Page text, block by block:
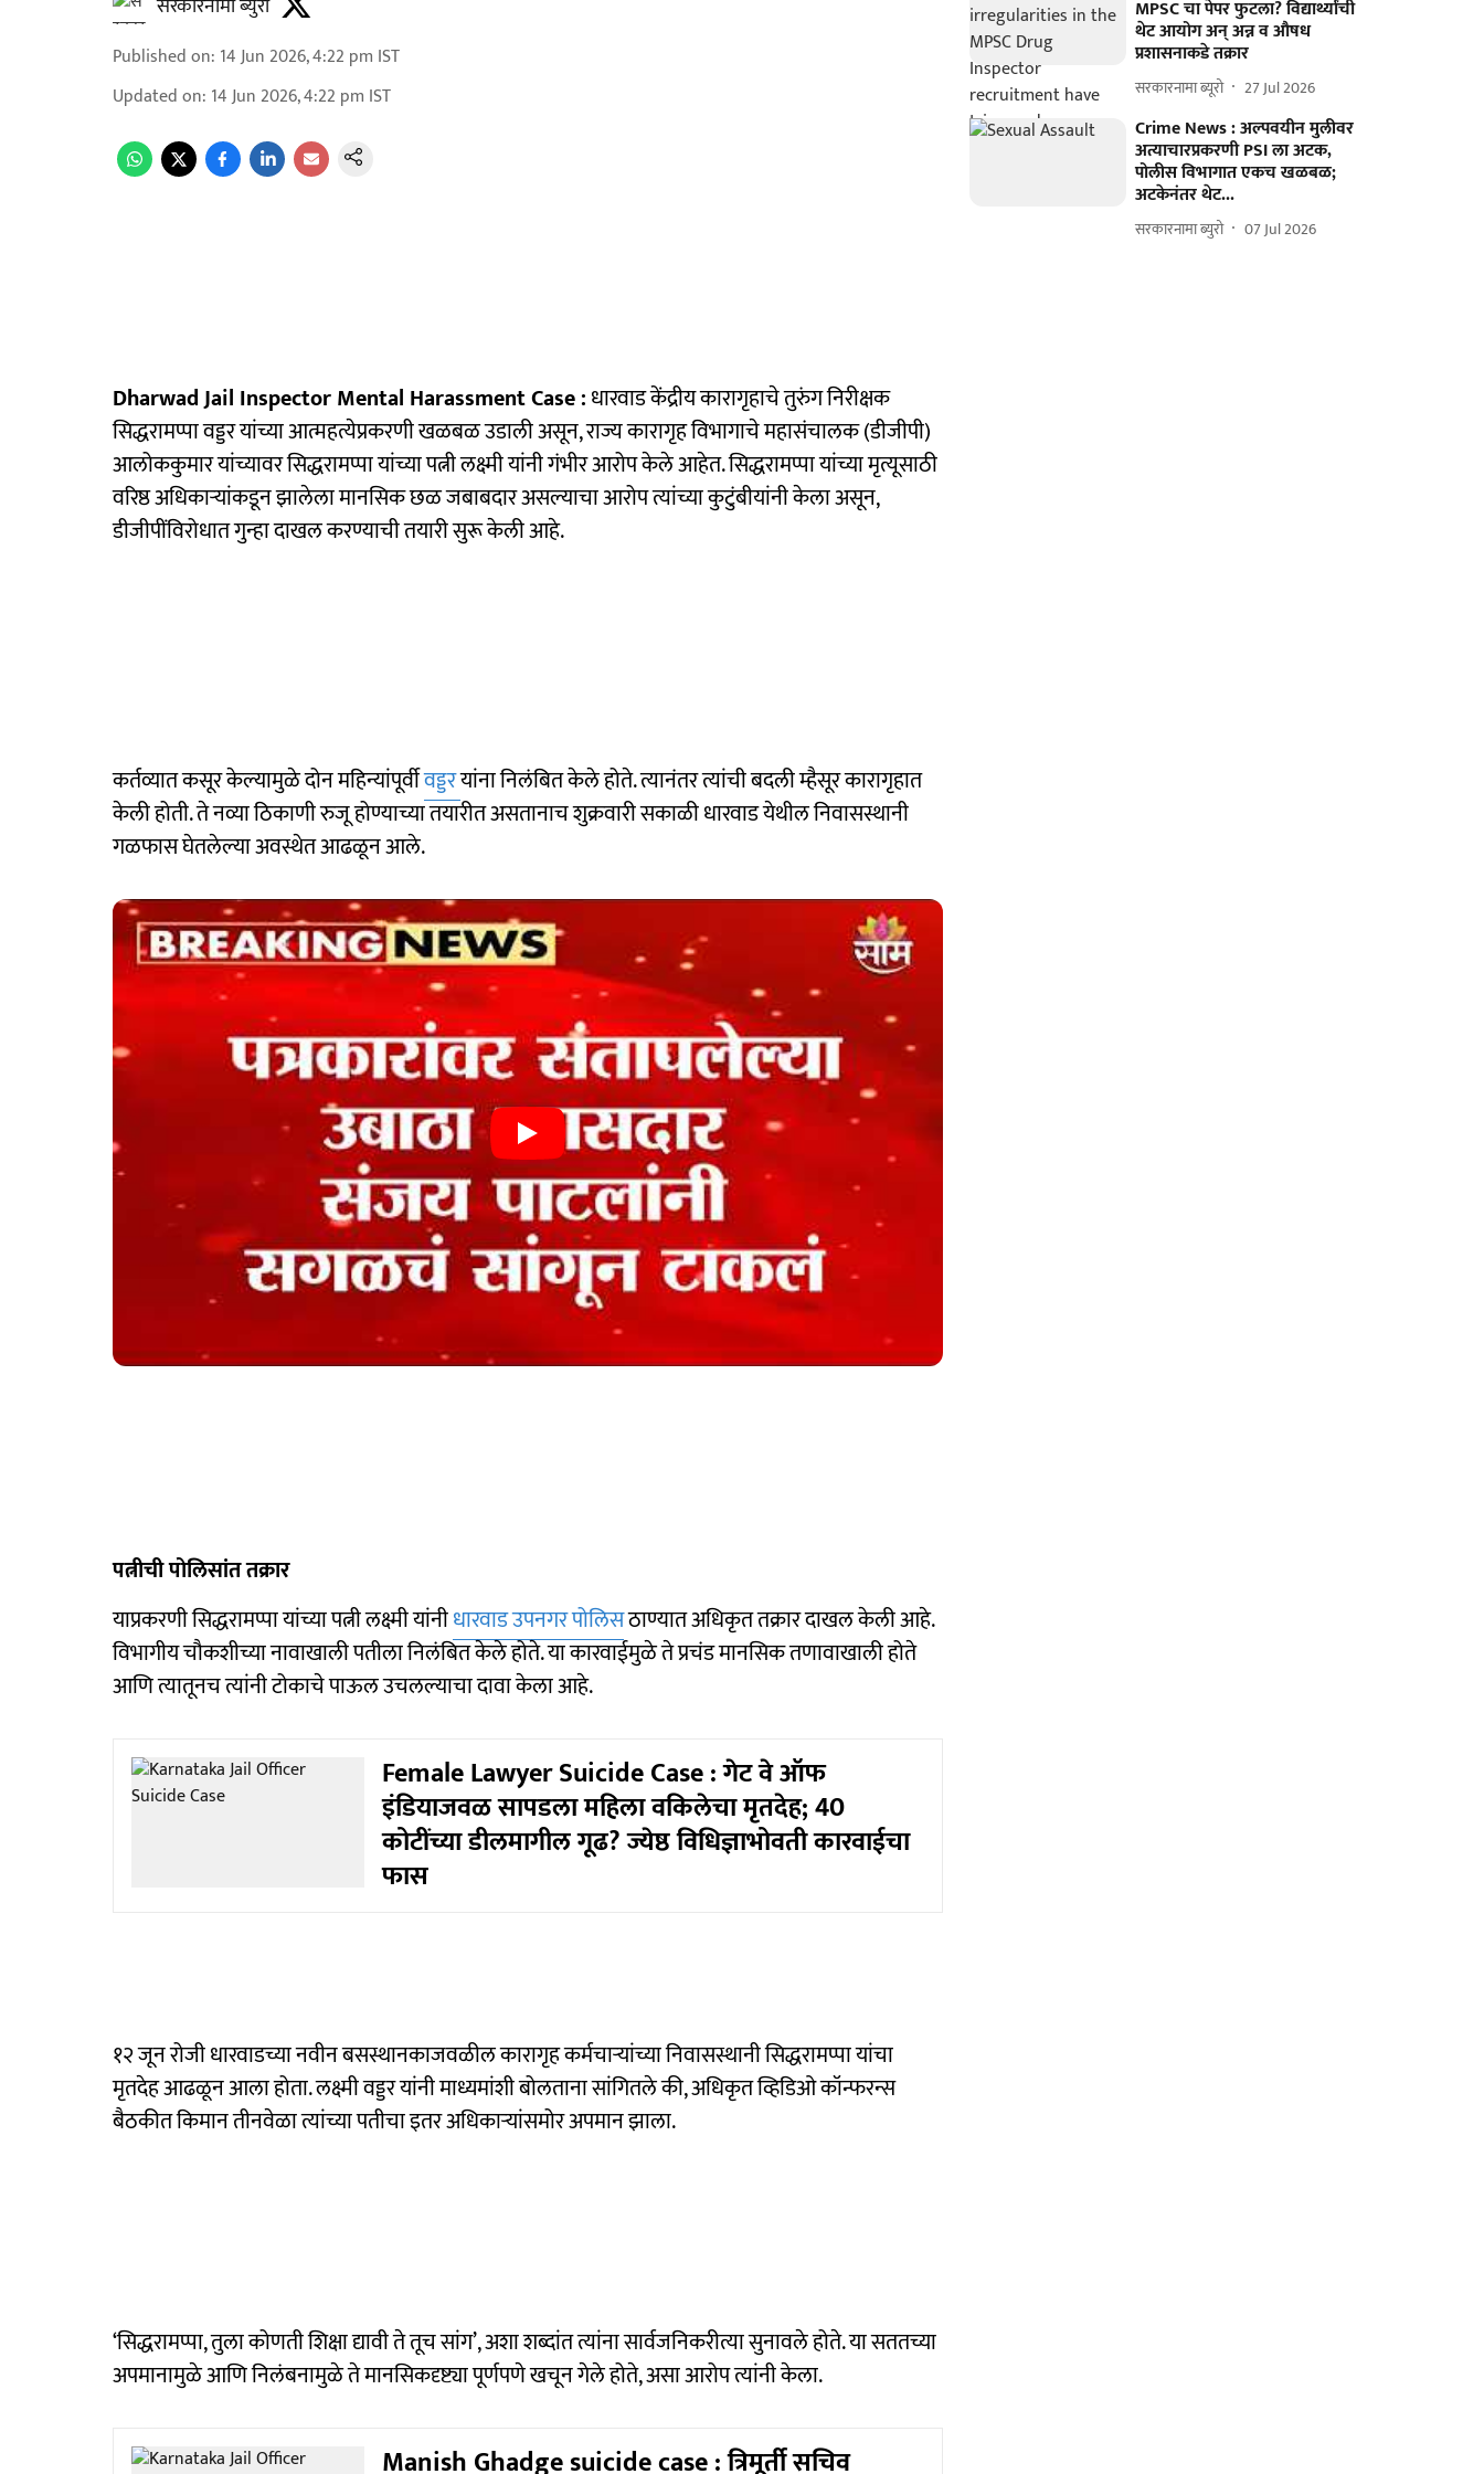
सरकारनामा ब्युरो
Published on: 14 Jun 2026, 4:22 pm IST
Updated on: 14 Jun 2026, 4:22 pm IST
Dharwad Jail Inspector Mental Harassment Case :धारवाड केंद्रीय कारागृहाचे तुरुंग निरीक्षक
सिद्धरामप्पा वड्डर यांच्या आत्महत्येप्रकरणी खळबळ उडाली असून, राज्य कारागृह विभागाचे महासंचालक (डीजीपी)
आलोककुमार यांच्यावर सिद्धरामप्पा यांच्या पत्नी लक्ष्मी यांनी गंभीर आरोप केले आहेत. सिद्धरामप्पा यांच्या मृत्यूसाठी
वरिष्ठ अधिकाऱ्यांकडून झालेला मानसिक छळ जबाबदार असल्याचा आरोप त्यांच्या कुटुंबीयांनी केला असून,
डीजीपींविरोधात गुन्हा दाखल करण्याची तयारी सुरू केली आहे.
कर्तव्यात कसूर केल्यामुळे दोन महिन्यांपूर्वीवड्डरयांना निलंबित केले होते. त्यानंतर त्यांची बदली म्हैसूर कारागृहात
केली होती. ते नव्या ठिकाणी रुजू होण्याच्या तयारीत असतानाच शुक्रवारी सकाळी धारवाड येथील निवासस्थानी
गळफास घेतलेल्या अवस्थेत आढळून आले.
पत्नीची पोलिसांत तक्रार
याप्रकरणी सिद्धरामप्पा यांच्या पत्नी लक्ष्मी यांनीधारवाड उपनगर पोलिसठाण्यात अधिकृत तक्रार दाखल केली आहे.
विभागीय चौकशीच्या नावाखाली पतीला निलंबित केले होते. या कारवाईमुळे ते प्रचंड मानसिक तणावाखाली होते
आणि त्यातूनच त्यांनी टोकाचे पाऊल उचलल्याचा दावा केला आहे.
Female Lawyer Suicide Case : गेट वे ऑफ
इंडियाजवळ सापडला महिला वकिलेचा मृतदेह; 40
कोटींच्या डीलमागील गूढ? ज्येष्ठ विधिज्ञाभोवती कारवाईचा
फास
१२ जून रोजी धारवाडच्या नवीन बसस्थानकाजवळील कारागृह कर्मचाऱ्यांच्या निवासस्थानी सिद्धरामप्पा यांचा
मृतदेह आढळून आला होता. लक्ष्मी वड्डर यांनी माध्यमांशी बोलताना सांगितले की, अधिकृत व्हिडिओ कॉन्फरन्स
बैठकीत किमान तीनवेळा त्यांच्या पतीचा इतर अधिकाऱ्यांसमोर अपमान झाला.
‘सिद्धरामप्पा, तुला कोणती शिक्षा द्यावी ते तूच सांग’, अशा शब्दांत त्यांना सार्वजनिकरीत्या सुनावले होते. या सततच्या
अपमानामुळे आणि निलंबनामुळे ते मानसिकदृष्ट्या पूर्णपणे खचून गेले होते, असा आरोप त्यांनी केला.
Manish Ghadge suicide case : त्रिमूर्ती सचिव
MPSC चा पेपर फुटला? विद्यार्थ्यांची
थेट आयोग अन् अन्न व औषध
प्रशासनाकडे तक्रार
सरकारनामा ब्यूरो 27 Jul 2026
Crime News : अल्पवयीन मुलीवर
अत्याचारप्रकरणी PSI ला अटक,
पोलीस विभागात एकच खळबळ;
अटकेनंतर थेट...
सरकारनामा ब्युरो 07 Jul 2026